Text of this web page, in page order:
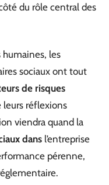
du rôle central des
humaines, les
sociaux ont tout
de risques
réflexions
viendra quand la
dans l’entreprise
pérenne,